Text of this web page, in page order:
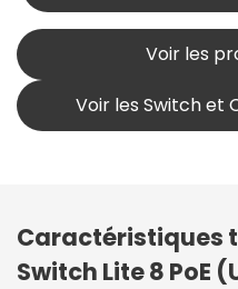
Voir les
Voir les Switch et
Caractéristiques
Switch Lite 8 PoE